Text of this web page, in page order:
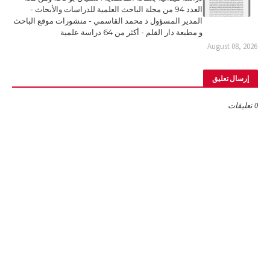
العدد 94 من مجلة الباحث العلمية للدراسات والأبحاث -
المدير المسؤول ذ محمد القاسمي - منشورات موقع الباحث
و مطبعة دار القلم - أكثر من 64 دراسة علمية
August 08, 2026
إرسال تعليق
0 تعليقات